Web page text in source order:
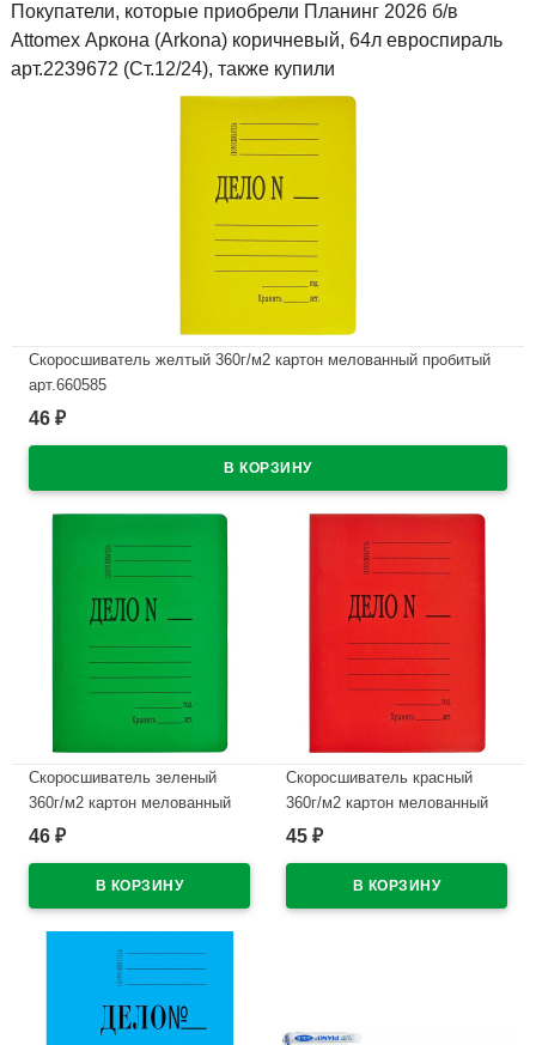
Покупатели, которые приобрели Планинг 2026 б/в
Attomex Аркона (Arkona) коричневый, 64л евроспираль
арт.2239672 (Ст.12/24), также купили
Скоросшиватель желтый 360г/м2 картон мелованный пробитый
арт.660585
В наличии
46 ₽
Скоросшиватель зеленый
360г/м2 картон мелованный
пробитый арт.660586
46 ₽
Скоросшиватель красный
360г/м2 картон мелованный
пробитый арт.660584
45 ₽